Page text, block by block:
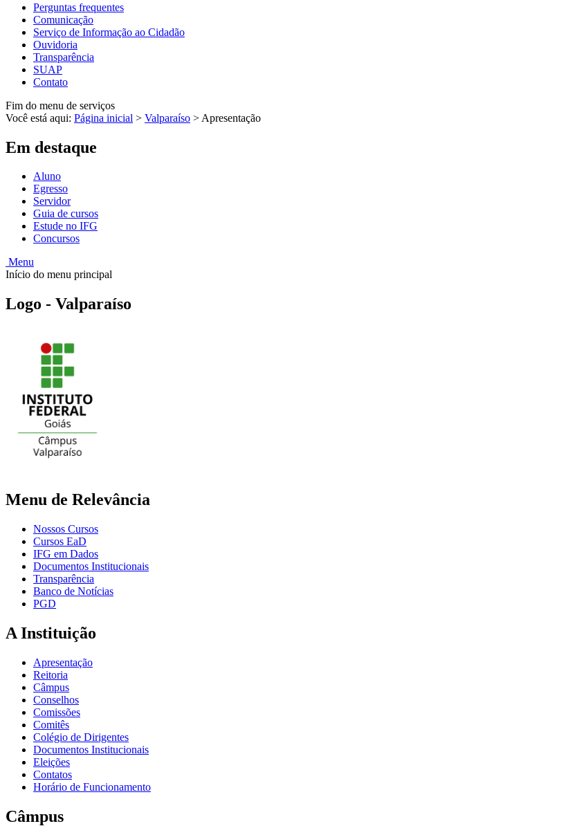
Perguntas frequentes
Comunicação
Serviço de Informação ao Cidadão
Ouvidoria
Transparência
SUAP
Contato
Fim do menu de serviços
Você está aqui: Página inicial > Valparaíso > Apresentação
Em destaque
Aluno
Egresso
Servidor
Guia de cursos
Estude no IFG
Concursos
Menu
Início do menu principal
Logo - Valparaíso
Menu de Relevância
Nossos Cursos
Cursos EaD
IFG em Dados
Documentos Institucionais
Transparência
Banco de Notícias
PGD
A Instituição
Apresentação
Reitoria
Câmpus
Conselhos
Comissões
Comitês
Colégio de Dirigentes
Documentos Institucionais
Eleições
Contatos
Horário de Funcionamento
Câmpus